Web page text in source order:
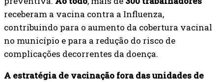
receberam a vacina contra a Influenza,
contribuindo para o aumento da cobertura vacinal
no município e para a redução do risco de
complicações decorrentes da doença.
A estratégia de vacinação fora das unidades de